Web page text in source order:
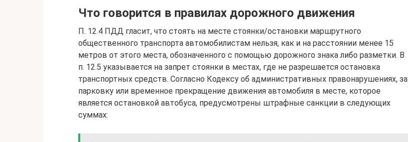
Что говорится в правилах дорожного движения
П. 12.4 ПДД гласит, что стоять на месте стоянки/остановки маршрутного
общественного транспорта автомобилистам нельзя, как и на расстоянии менее 15
метров от этого места, обозначенного с помощью дорожного знака либо разметки. В
п. 12.5 указывается на запрет стоянки в местах, где не разрешается остановка
транспортных средств. Согласно Кодексу об административных правонарушениях, за
парковку или временное прекращение движения автомобиля в месте, которое
является остановкой автобуса, предусмотрены штрафные санкции в следующих
суммах: